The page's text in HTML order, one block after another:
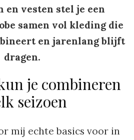
vesten stel je een
samen vol kleding die
en jarenlang blijft
dragen.
je combineren
seizoen
mij echte basics voor in